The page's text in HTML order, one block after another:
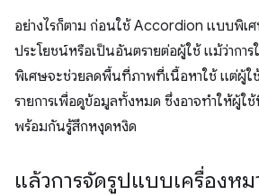
อย่างไรก็ตาม ก่อนใช้ Accordion แบบพิเ
ประโยชน์หรือเป็นอันตรายต่อผู้ใช้ แม้ว่ากา
พิเศษจะช่วยลดพื้นที่ภาพที่เนื้อหาใช้ แต่ผู้ใ
รายการเพื่อดูข้อมูลทั้งหมด ซึ่งอาจทำให้ผู้ใช้
พร้อมกันรู้สึกหงุดหงิด
แล้วการจัดรูปแบบเครื่องหม